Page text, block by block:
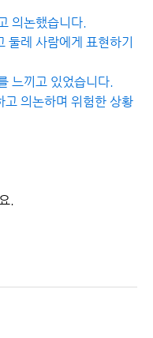
의논했습니다.
둘레 사람에게 표현하기
느끼고 있었습니다.
고 의논하며 위험한 상황
.